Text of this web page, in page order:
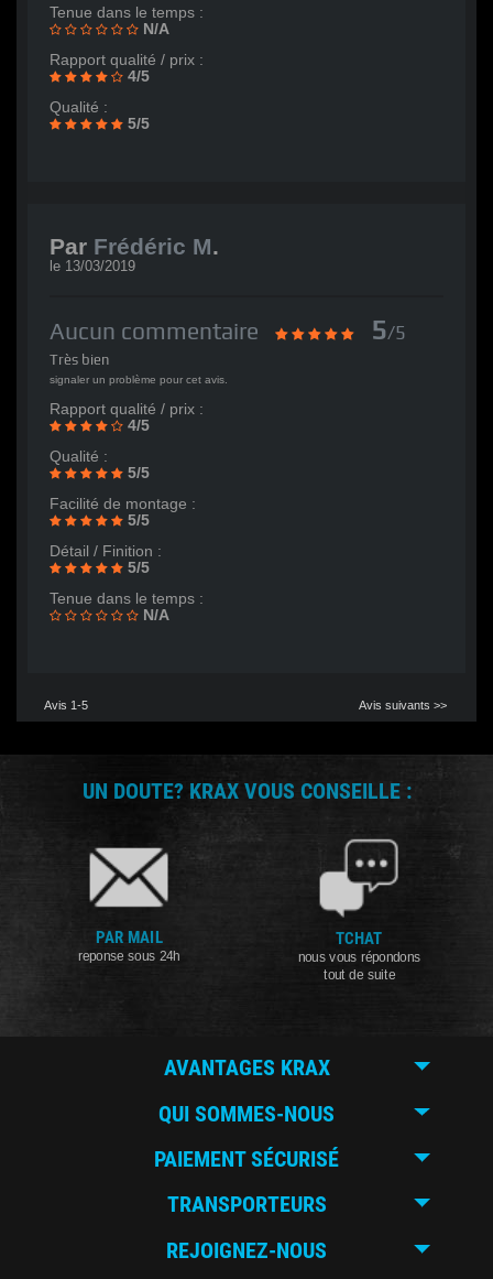
Tenue dans le temps :
N/A
Rapport qualité / prix :
4/5
Qualité :
5/5
Par Frédéric M.
le 13/03/2019
Aucun commentaire 5/5
Très bien
signaler un problème pour cet avis.
Rapport qualité / prix :
4/5
Qualité :
5/5
Facilité de montage :
5/5
Détail / Finition :
5/5
Tenue dans le temps :
N/A
Avis 1-5 Avis suivants >>
UN DOUTE? KRAX VOUS CONSEILLE :
PAR MAIL
reponse sous 24h
TCHAT
nous vous répondons
tout de suite
AVANTAGES KRAX
QUI SOMMES-NOUS
PAIEMENT SÉCURISÉ
TRANSPORTEURS
REJOIGNEZ-NOUS